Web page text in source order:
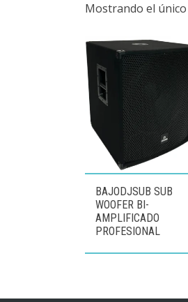
Mostrando el
BAJODJSUB SUB
WOOFER BI-
AMPLIFICADO
PROFESIONAL